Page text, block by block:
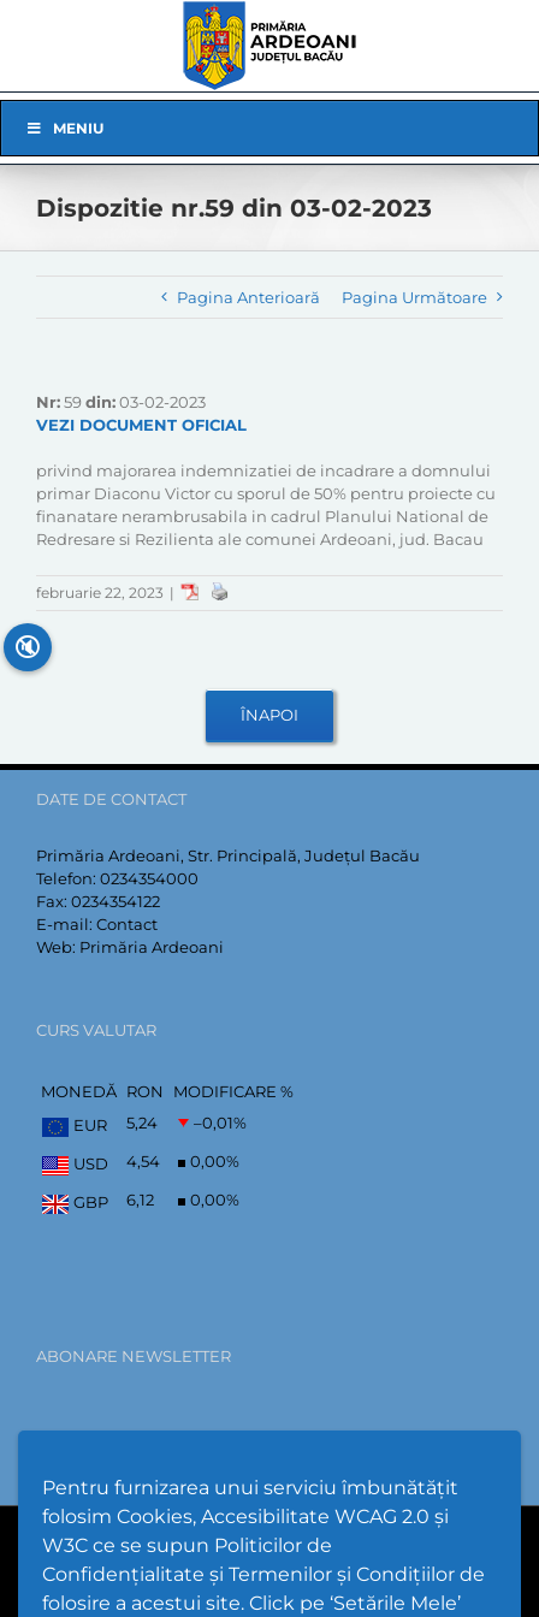
Pentru furnizarea unui serviciu îmbunătățit
folosim Cookies, Accesibilitate WCAG 2.0 și
W3C ce se supun Politicilor de
Confidențialitate și Termenilor și Condițiilor de
folosire a acestui site. Click pe ‘Setările Mele’
Navigation
MENIU
Dispozitie nr.59 din 03-02-2023
Pagina Anterioară Pagina Următoare
Nr:59din:03-02-2023
VEZI DOCUMENT OFICIAL
privind majorarea indemnizatiei de incadrare a domnului
primar Diaconu Victor cu sporul de 50% pentru proiecte cu
finanatare nerambrusabila in cadrul Planului National de
Redresare si Rezilienta ale comunei Ardeoani, jud. Bacau
februarie 22, 2023 |
DATE DE CONTACT
Primăria Ardeoani, Str. Principală, Județul Bacău
Telefon: 0234354000
Fax: 0234354122
E-mail: Contact
Web: Primăria Ardeoani
CURS VALUTAR
MONEDĂ RON
MODIFICARE %
EUR
5,24 –0,01%
USD 4,54 0,00%
GBP 6,12 0,00%
ABONARE NEWSLETTER
Hartă Website
🔇